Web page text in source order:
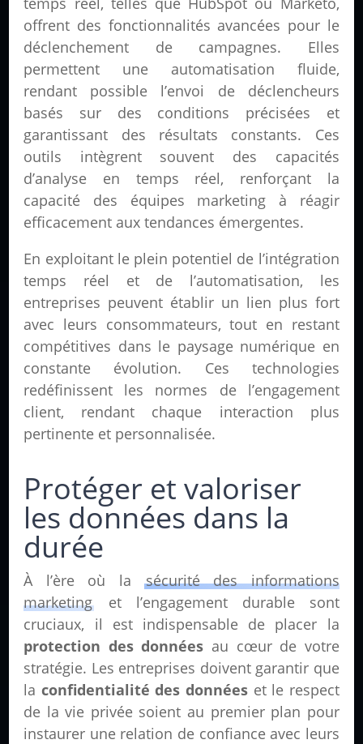
offrent des fonctionnalités avancées pour le
déclenchement de campagnes. Elles
permettent une automatisation fluide,
rendant possible l’envoi de déclencheurs
basés sur des conditions précisées et
garantissant des résultats constants. Ces
outils intègrent souvent des capacités
d’analyse en temps réel, renforçant la
capacité des équipes marketing à réagir
efficacement aux tendances émergentes.
En exploitant le plein potentiel de l’intégration
temps réel et de l’automatisation, les
entreprises peuvent établir un lien plus fort
avec leurs consommateurs, tout en restant
compétitives dans le paysage numérique en
constante évolution. Ces technologies
redéfinissent les normes de l’engagement
client, rendant chaque interaction plus
pertinente et personnalisée.
Protéger et valoriser
les données dans la
durée
À l’ère où lasécurité des informations
marketing et l’engagement durable sont
cruciaux, il est indispensable de placer la
protection des données au cœur de votre
stratégie. Les entreprises doivent garantir que
la confidentialité des données et le respect
de la vie privée soient au premier plan pour
instaurer une relation de confiance avec leurs